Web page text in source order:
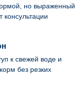
но выраженный
консультации
к свежей воде и
без резких